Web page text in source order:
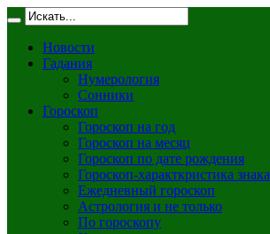
Новости
Гадания
Нумерология
Сонники
Гороскоп
Гороскоп на год
Гороскоп на месяц
Гороскоп по дате рождения
Гороскоп-характкристика знака
Ежедневный гороскоп
Астрология и не только
По гороскопу